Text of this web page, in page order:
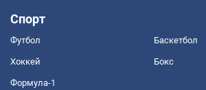
Спорт
Футбол Баскетбол
Хоккей Бокс
Формула-1